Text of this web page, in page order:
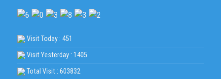
Visit Today : 451
Visit Yesterday : 1405
Total Visit : 603832